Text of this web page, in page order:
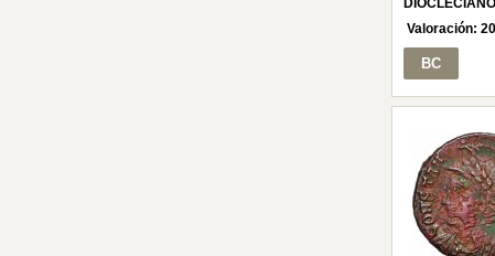
Valoración:
BC